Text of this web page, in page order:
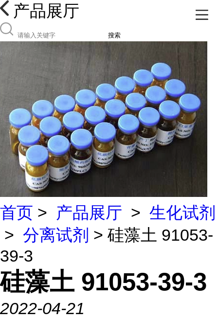
产品展厅
搜索
首页 > 产品展厅 > 生化试剂
> 分离试剂 > 硅藻土 91053-
39-3
硅藻土 91053-39-3
2022-04-21